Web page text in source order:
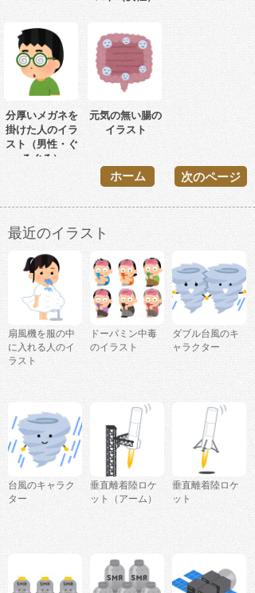
分厚いメガネを
掛けた人のイラ
スト（男性・ぐ
るぐる）
元気の無い腸の
イラスト
次のページ
ホーム
最近のイラスト
扇風機を服の中
に入れる人のイ
ラスト
ドーパミン中毒
のイラスト
ダブル台風のキ
ャラクター
台風のキャラク
ター
垂直離着陸ロケ
ット（アーム）
垂直離着陸ロケ
ット